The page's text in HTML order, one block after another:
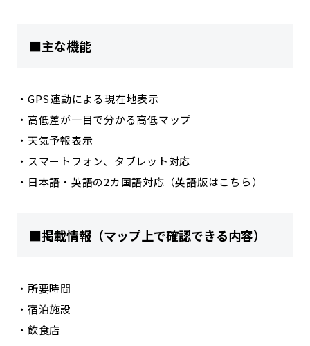
■主な機能
・GPS連動による現在地表示
・高低差が一目で分かる高低マップ
・天気予報表示
・スマートフォン、タブレット対応
・日本語・英語の2カ国語対応（英語版はこちら）
■掲載情報（マップ上で確認できる内容）
・所要時間
・宿泊施設
・飲食店